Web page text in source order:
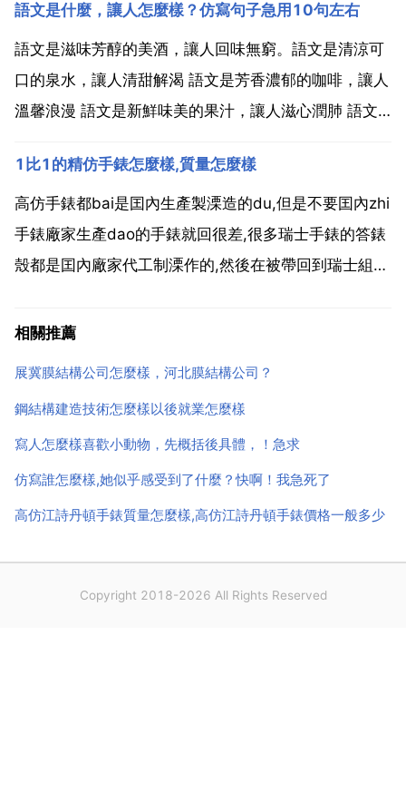
高仿手錶還是看手錶的，自己的質量可以去一些比較好
的地方購買。他的高仿手錶的話，顏色和橙汁做工上面
來說對比真...
語文是什麼，讓人怎麼樣？仿寫句子急用10句左右
語文是滋味芳醇的美酒，讓人回味無窮。語文是清涼可
口的泉水，讓人清甜解渴 語文是芳香濃郁的咖啡，讓人
溫馨浪漫 語文是新鮮味美的果汁，讓人滋心潤肺 語文
雲，讓人浮想聯翩 語文是浪花飛濺的大河，讓人心潮澎
湃。語文是神祕美麗的花園，讓 連忘?語文是香氣撲鼻
的...
1比1的精仿手錶怎麼樣,質量怎麼樣
高仿手錶都bai是囯內生產製溧造的du,但是不要囯內zhi
手錶廠家生產dao的手錶就回很差,很多瑞士手錶的答錶
殼都是囯內廠家代工制溧作的,然後在被帶回到瑞士組裝
不錯了,價溧格也便宜幾倍,但是效果相差無幾。其實大
相關推薦
展冀膜結構公司怎麼樣，河北膜結構公司？
鋼結構建造技術怎麼樣以後就業怎麼樣
寫人怎麼樣喜歡小動物，先概括後具體，！急求
仿寫誰怎麼樣,她似乎感受到了什麼？快啊！我急死了
高仿江詩丹頓手錶質量怎麼樣,高仿江詩丹頓手錶價格一般多少
Copyright 2018-2026 All Rights Reserved